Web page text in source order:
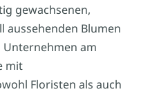
gewachsenen,
Blumen
Unternehmen am
mit
Floristen als auch